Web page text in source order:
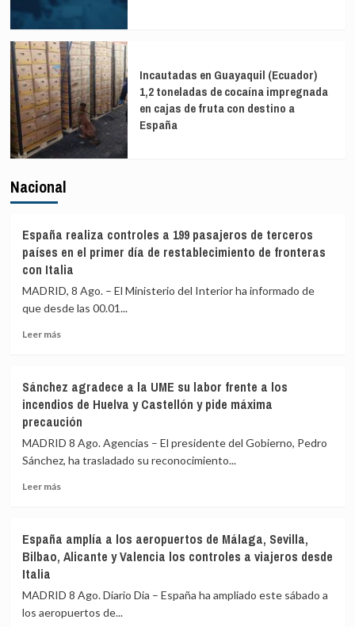
Incautadas en Guayaquil (Ecuador)
1,2 toneladas de cocaína impregnada
en cajas de fruta con destino a
España
Nacional
España realiza controles a 199 pasajeros de terceros
países en el primer día de restablecimiento de fronteras
con Italia
MADRID, 8 Ago. – El Ministerio del Interior ha informado de
que desde las 00.01...
Leer másLeer
realiza
controles
a
199
pasajeros
de
terceros
primer
día
de
fronteras
Sánchez agradece a la UME su labor frente a los
incendios de Huelva y Castellón y pide máxima
precaución
MADRID 8 Ago. Agencias – El presidente del Gobierno, Pedro
Sánchez, ha trasladado su reconocimiento...
Leer másLeer
agradece
a
UME
labor
España amplía a los aeropuertos de Málaga, Sevilla,
Bilbao, Alicante y Valencia los controles a viajeros desde
Italia
MADRID 8 Ago. Diario Dia – España ha ampliado este sábado a
los aeropuertos de...